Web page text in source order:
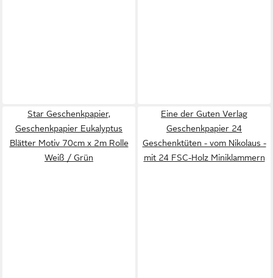
Star Geschenkpapier,
Geschenkpapier Eukalyptus
Blätter Motiv 70cm x 2m Rolle
Weiß / Grün
Eine der Guten Verlag
Geschenkpapier 24
Geschenktüten - vom Nikolaus -
mit 24 FSC-Holz Miniklammern